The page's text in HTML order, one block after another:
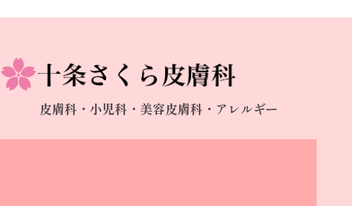
皮膚科・小児科・美容皮膚科・アレルギー